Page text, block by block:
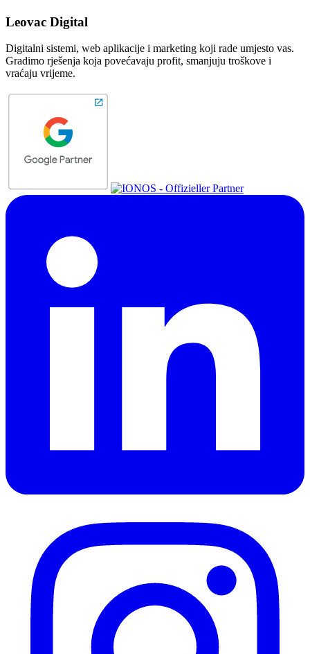
Leovac Digital
Digitalni sistemi, web aplikacije i marketing koji rade umjesto vas.
Gradimo rješenja koja povećavaju profit, smanjuju troškove i
vraćaju vrijeme.